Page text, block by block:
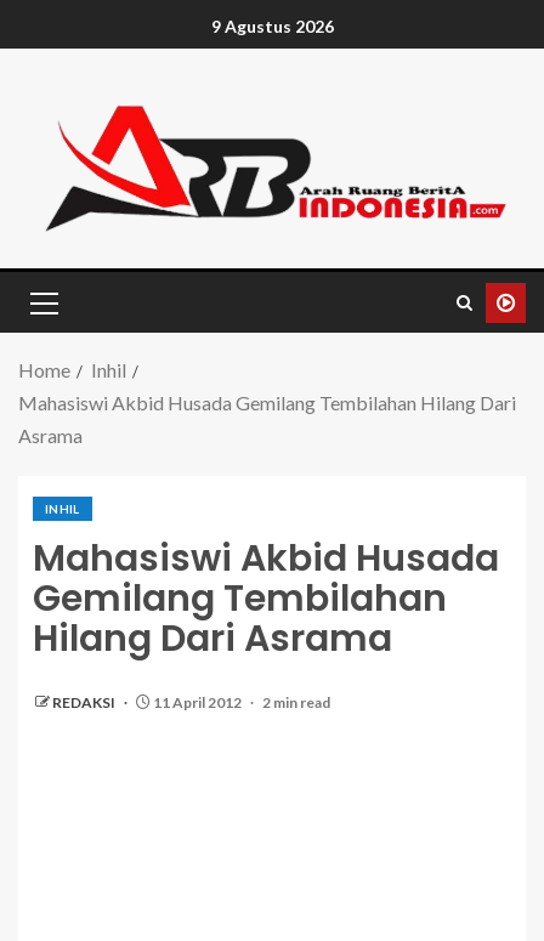
9 Agustus 2026
Home
Inhil
Mahasiswi Akbid Husada Gemilang Tembilahan Hilang Dari
Asrama
INHIL
Mahasiswi Akbid Husada
Gemilang Tembilahan
Hilang Dari Asrama
REDAKSI 11 April 2012 2 min read